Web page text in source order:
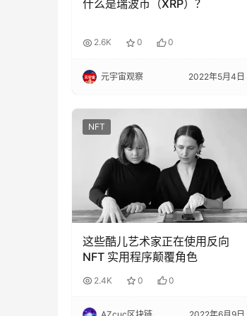
什么是瑞波币（XRP）？
2.6K 0 0
元宇宙观察 2022年5月4日
NFT
这些酷儿艺术家正在使用反向
NFT 实用程序颠覆角色
2.4K 0 0